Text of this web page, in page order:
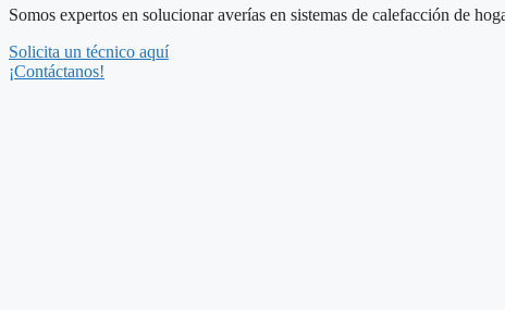
Somos expertos en solucionar averías en sistemas de calefacción de
Solicita un técnico aquí
¡Contáctanos!